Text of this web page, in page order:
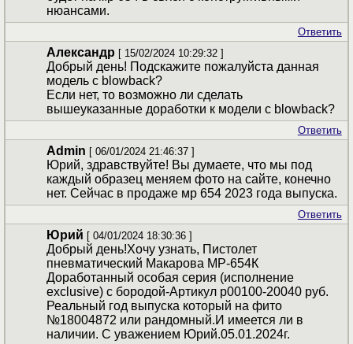
нюансами.
Ответить
Александр [ 15/02/2024 10:29:32 ]
Добрый день! Подскажите пожалуйста данная
модель с blowback?
Если нет, то возможно ли сделать
вышеуказанные доработки к модели с blowback?
Ответить
Admin [ 06/01/2024 21:46:37 ]
Юрий, здравствуйте! Вы думаете, что мы под
каждый образец меняем фото на сайте, конечно
нет. Сейчас в продаже мр 654 2023 года выпуска.
Ответить
Юрий [ 04/01/2024 18:30:36 ]
Добрый день!Хочу узнать, Пистолет
пневматический Макарова МР-654К
Доработанный особая серия (исполнение
exclusive) с бородой-Артикул p00100-20040 руб.
Реальный год выпуска который на фито
№18004872 или рандомный.И имеется ли в
наличии. С уважением Юрий.05.01.2024г.